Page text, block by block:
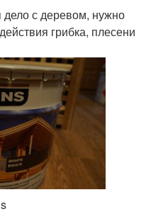
дело с деревом, нужно
грибка, плесени